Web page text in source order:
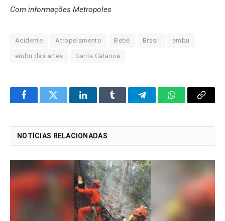
Com informações Metropoles
Acidente Atropelamento Bebê Brasil embu
embu das artes Santa Catarina
FacebookTwitter LinkedInTumblr TelegramWhatsApp
Copy
NOTÍCIAS RELACIONADAS